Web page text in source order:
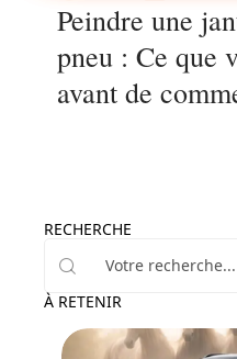
Peindre une
pneu : Ce que
avant de
RECHERCHE
À RETENIR